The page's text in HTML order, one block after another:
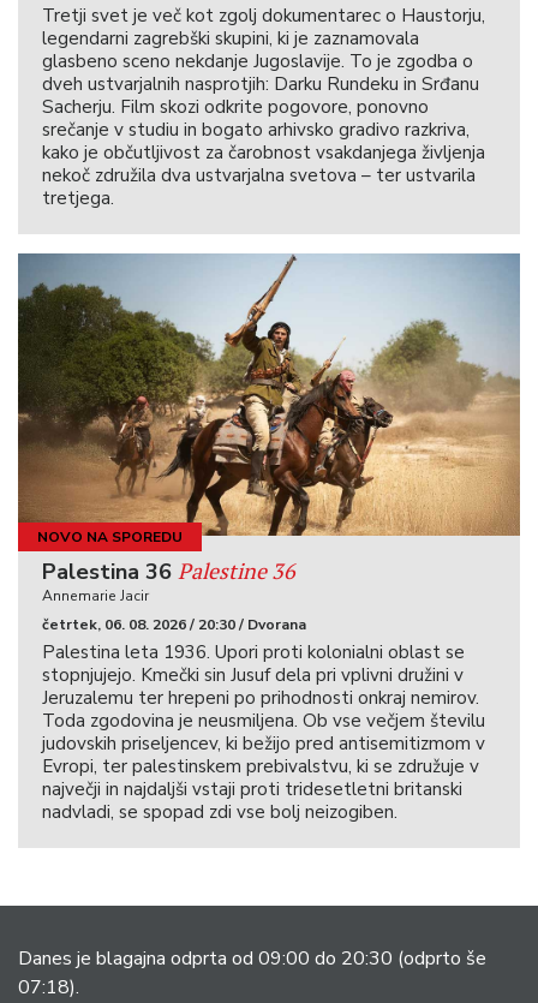
Tretji svet je več kot zgolj dokumentarec o Haustorju,
legendarni zagrebški skupini, ki je zaznamovala
glasbeno sceno nekdanje Jugoslavije. To je zgodba o
dveh ustvarjalnih nasprotjih: Darku Rundeku in Srđanu
Sacherju. Film skozi odkrite pogovore, ponovno
srečanje v studiu in bogato arhivsko gradivo razkriva,
kako je občutljivost za čarobnost vsakdanjega življenja
nekoč združila dva ustvarjalna svetova – ter ustvarila
tretjega.
NOVO NA SPOREDU
Palestina 36 Palestine 36
Annemarie Jacir
četrtek, 06. 08. 2026 / 20:30 / Dvorana
Palestina leta 1936. Upori proti kolonialni oblast se
stopnjujejo. Kmečki sin Jusuf dela pri vplivni družini v
Jeruzalemu ter hrepeni po prihodnosti onkraj nemirov.
Toda zgodovina je neusmiljena. Ob vse večjem številu
judovskih priseljencev, ki bežijo pred antisemitizmom v
Evropi, ter palestinskem prebivalstvu, ki se združuje v
največji in najdaljši vstaji proti tridesetletni britanski
nadvladi, se spopad zdi vse bolj neizogiben.
Danes je blagajna odprta od 09:00 do 20:30 (odprto še
07:18).